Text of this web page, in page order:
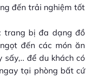
đến trải nghiệm tốt
trang bị đa dạng đồ
đến các món ăn
để du khách có
tại phòng bất cứ